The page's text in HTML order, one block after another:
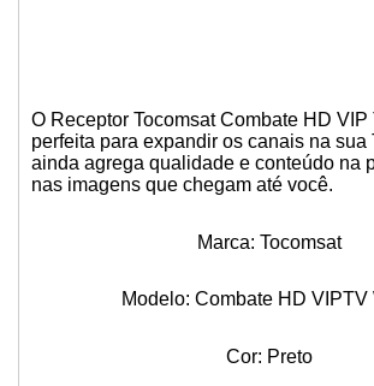
O Receptor Tocomsat Combate HD VIP
perfeita para expandir os canais na sua
ainda agrega qualidade e conteúdo na
nas imagens que chegam até você.
Marca: Tocomsat
Modelo: Combate HD VIPTV
Cor: Preto